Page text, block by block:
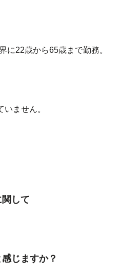
に22歳から65歳まで勤務。
ません。
して
じますか？